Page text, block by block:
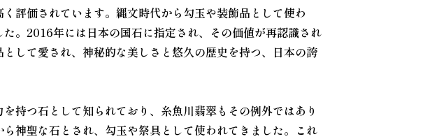
評価されています。縄文時代から勾玉や装飾品として使わ
。2016年には日本の国石に指定され、その価値が再認識され
して愛され、神秘的な美しさと悠久の歴史を持つ、日本の誇
持つ石として知られており、糸魚川翡翠もその例外ではあり
神聖な石とされ、勾玉や祭具として使われてきました。これ